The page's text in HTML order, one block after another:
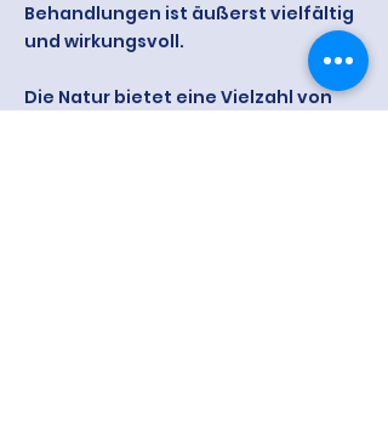
Behandlungen ist äußerst vielfältig
und wirkungsvoll.
Die Natur bietet eine Vielzahl von